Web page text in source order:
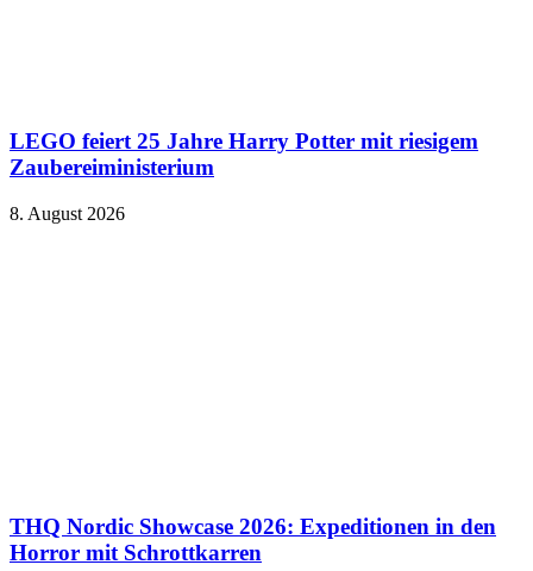
LEGO feiert 25 Jahre Harry Potter mit riesigem
Zaubereiministerium
8. August 2026
THQ Nordic Showcase 2026: Expeditionen in den
Horror mit Schrottkarren